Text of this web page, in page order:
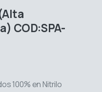
COD:SPA-
100% en Nitrilo